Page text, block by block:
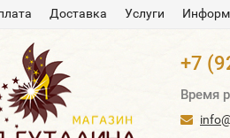
Доставка Услуги
+7
Время